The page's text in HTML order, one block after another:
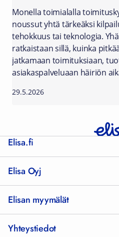
Monella toimialalla
noussut yhtä tärkeäksi
tehokkuus tai teknologia.
ratkaistaan sillä, kuinka
jatkamaan toimituksiaan,
asiakaspalveluaan häiriön
29.5.2026
Elisa.fi
Elisa Oyj
Elisan myymälät
Yhteystiedot